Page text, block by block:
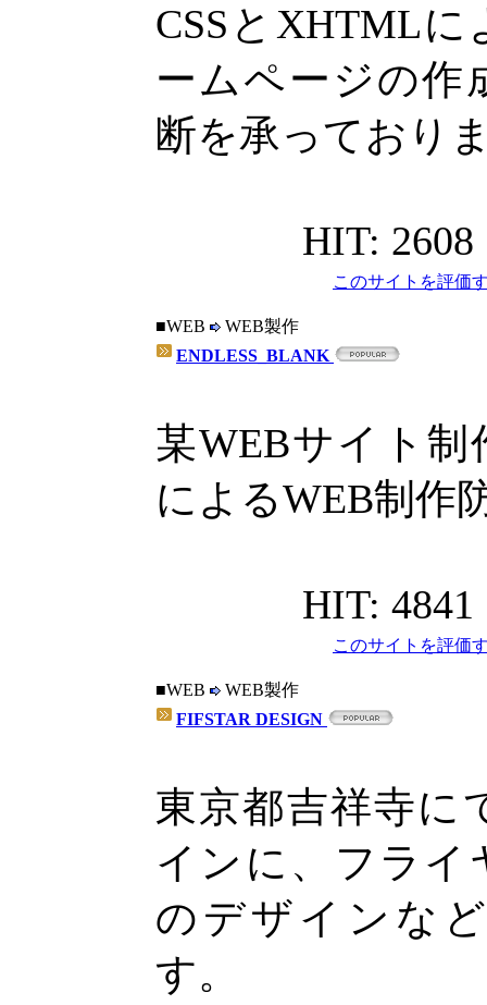
CSSとXHTML
ームページの作
断を承っており
HIT: 2608
このサイトを評価
■WEB
WEB製作
ENDLESS_BLANK
某WEBサイト
によるWEB制作
HIT: 4841
このサイトを評価
■WEB
WEB製作
FIFSTAR DESIGN
東京都吉祥寺に
インに、フライ
のデザインな
す。